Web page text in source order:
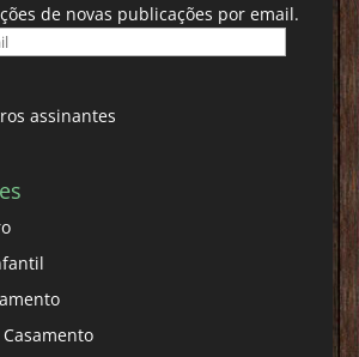
de novas publicações por email.
assinantes